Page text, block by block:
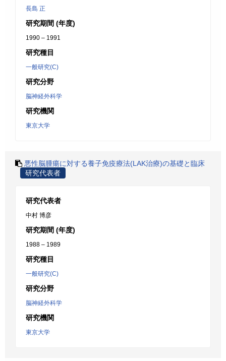
長島 正
研究期間 (年度)
1990 – 1991
研究種目
一般研究(C)
研究分野
脳神経外科学
研究機関
東京大学
悪性脳腫瘍に対する養子免疫療法(LAK治療)の基礎と臨床
研究代表者
研究代表者
中村 博彦
研究期間 (年度)
1988 – 1989
研究種目
一般研究(C)
研究分野
脳神経外科学
研究機関
東京大学